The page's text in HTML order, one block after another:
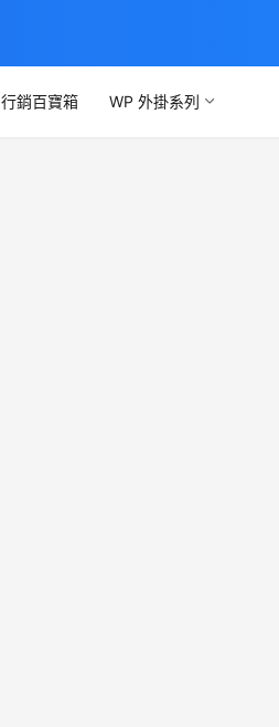
行銷百寶箱 WP 外掛系列